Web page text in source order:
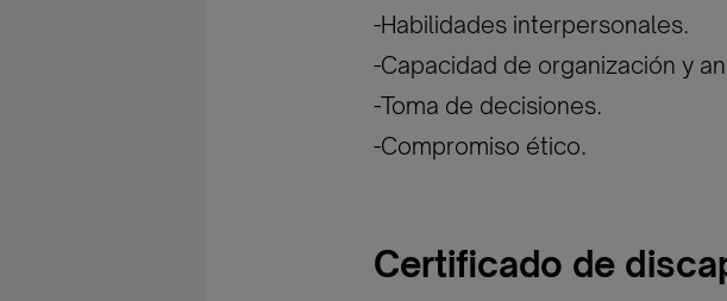
-Habilidades interpersonales.
-Capacidad de organización y
-Toma de decisiones.
-Compromiso ético.
Certificado de